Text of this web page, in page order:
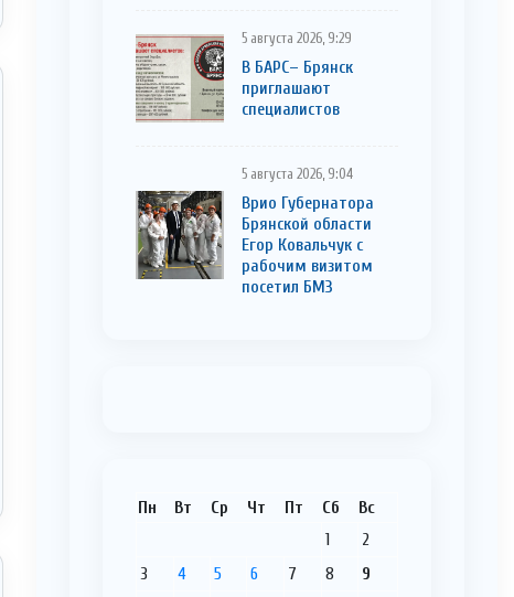
5 августа 2026, 9:29
В БАРС– Брянcк
приглaшают
cпециaлистoв
5 августа 2026, 9:04
Врио Губернатора
Брянской области
Егор Ковальчук с
рабочим визитом
посетил БМЗ
Пн Вт Ср Чт Пт Сб Вс
1
2
3
4 5 6 7 8
9